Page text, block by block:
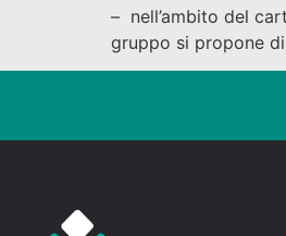
– nell’ambito del
gruppo si propone